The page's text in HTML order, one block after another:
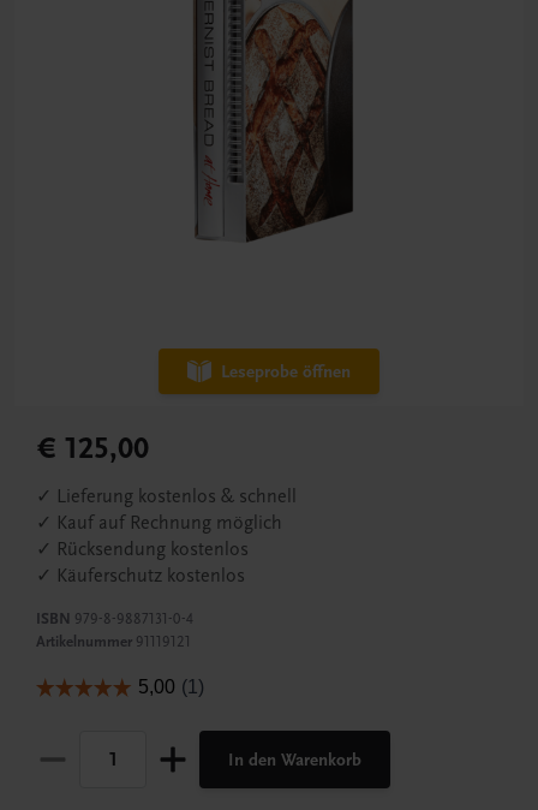
Leseprobe öffnen
€ 125,00
✓ Lieferung kostenlos & schnell
✓ Kauf auf Rechnung möglich
✓ Rücksendung kostenlos
✓ Käuferschutz kostenlos
ISBN 979-8-9887131-0-4
Artikelnummer 91119121
In den Warenkorb